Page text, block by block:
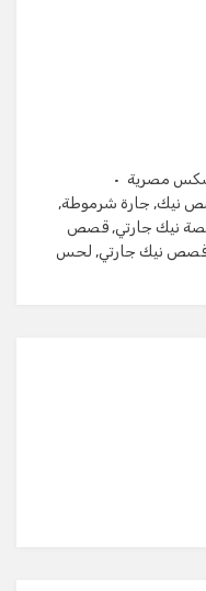
مصرية
نيك, جارة شرموطة,
نيك جارتي, قصص
نيك جارتي, لحس